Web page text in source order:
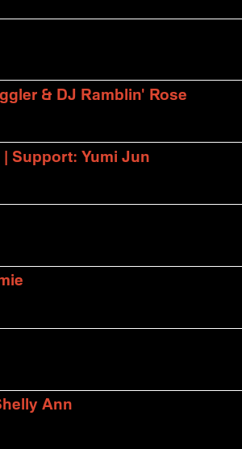
& DJ Ramblin' Rose
Support: Yumi Jun
Ann